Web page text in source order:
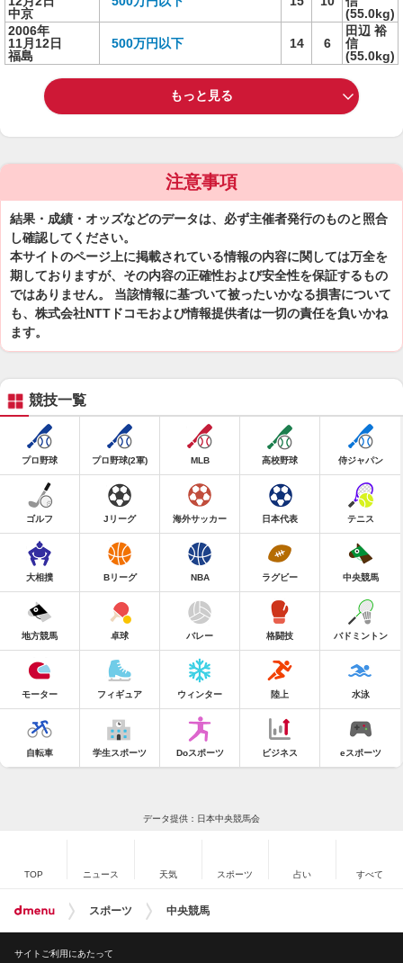
中京
(55.0kg)
2006年
11月12日
福島
500万円以下 14 6
田辺 裕
信
(55.0kg)
もっと見る
注意事項
結果・成績・オッズなどのデータは、必ず主催者発行のものと照合
し確認してください。
本サイトのページ上に掲載されている情報の内容に関しては万全を
期しておりますが、その内容の正確性および安全性を保証するもの
ではありません。 当該情報に基づいて被ったいかなる損害について
も、株式会社NTTドコモおよび情報提供者は一切の責任を負いかね
ます。
競技一覧
プロ野球 プロ野球(2軍) MLB 高校野球 侍ジャパン
ゴルフ Jリーグ 海外サッカー 日本代表 テニス
大相撲 Bリーグ NBA ラグビー 中央競馬
地方競馬 卓球 バレー 格闘技 バドミントン
モーター フィギュア ウィンター 陸上 水泳
自転車 学生スポーツ Doスポーツ ビジネス eスポーツ
データ提供：日本中央競馬会
TOP ニュース 天気 スポーツ 占い すべて
スポーツ 中央競馬
サイトご利用にあたって